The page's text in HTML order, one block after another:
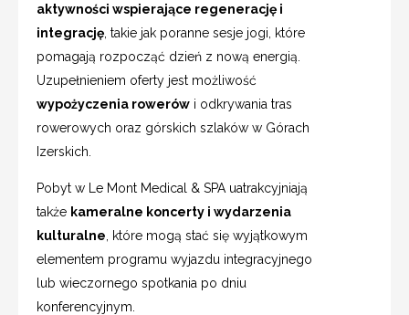
aktywności wspierające regenerację i
integrację , takie jak poranne sesje jogi, które
pomagają rozpocząć dzień z nową energią.
Uzupełnieniem oferty jest możliwość
wypożyczenia rowerów i odkrywania tras
rowerowych oraz górskich szlaków w Górach
Izerskich.
Pobyt w Le Mont Medical & SPA uatrakcyjniają
także kameralne koncerty i wydarzenia
kulturalne , które mogą stać się wyjątkowym
elementem programu wyjazdu integracyjnego
lub wieczornego spotkania po dniu
konferencyjnym.